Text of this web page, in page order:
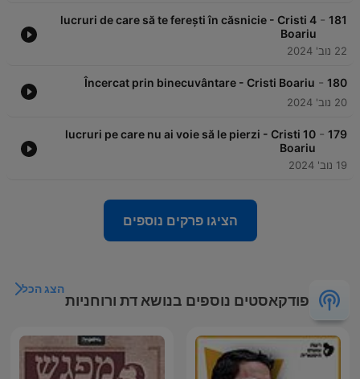
181
-
4 lucruri de care să te ferești în căsnicie - Cristi
Boariu
22 נוב' 2024
180
-
Încercat prin binecuvântare - Cristi Boariu
20 נוב' 2024
179
-
10 lucruri pe care nu ai voie să le pierzi - Cristi
Boariu
19 נוב' 2024
הציגו פרקים נוספים
פודקאסטים נוספים בנושא דת ורוחניות
הצג הכל